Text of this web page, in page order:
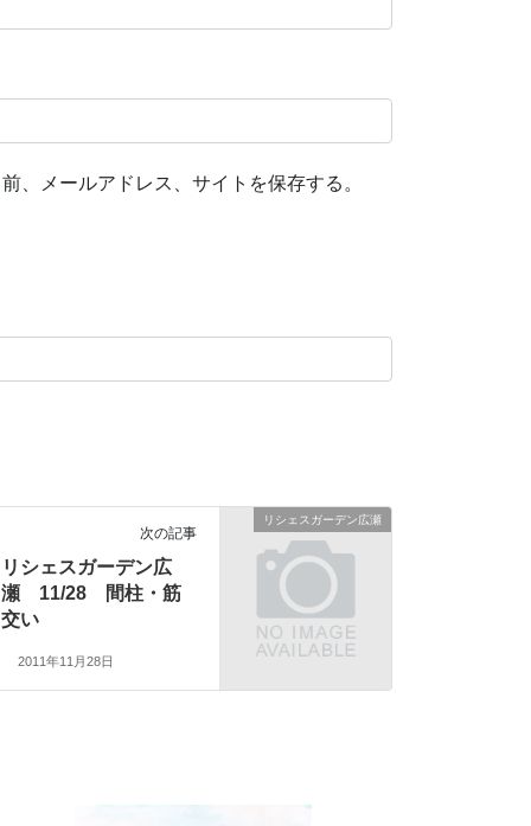
、メールアドレス、サイトを保存する。
リシェスガーデン広瀬
次の記事
リシェスガーデン広
瀬 11/28 間柱・筋
交い
2011年11月28日